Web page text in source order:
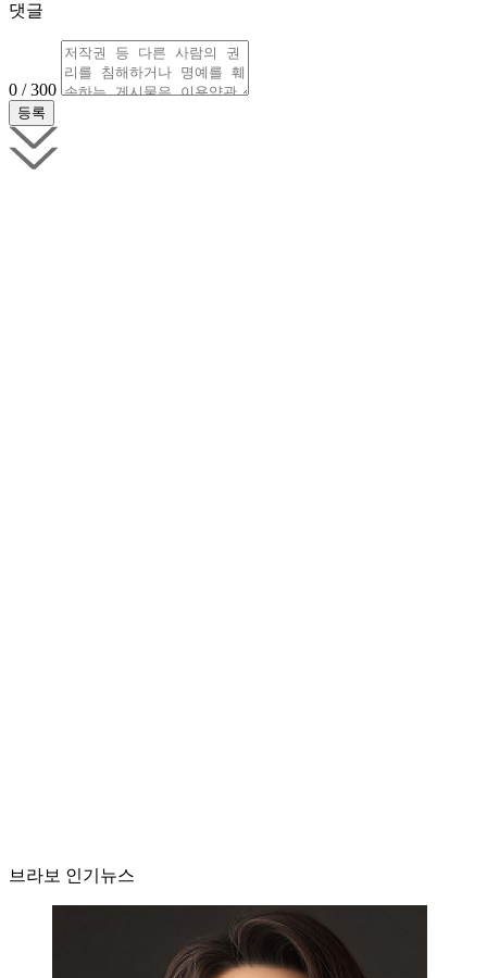
댓글
0 / 300
브라보 인기뉴스